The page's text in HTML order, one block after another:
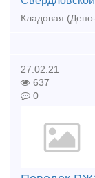
27.02.21
637
0